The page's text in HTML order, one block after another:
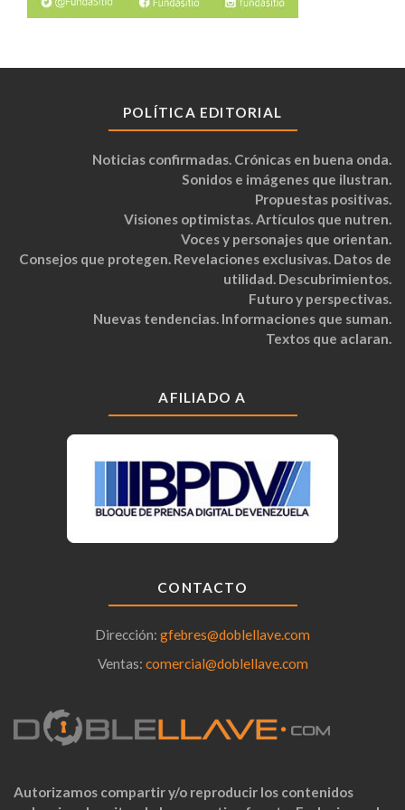
POLÍTICA EDITORIAL
Noticias confirmadas. Crónicas en buena onda.
Sonidos e imágenes que ilustran.
Propuestas positivas.
Visiones optimistas. Artículos que nutren.
Voces y personajes que orientan.
Consejos que protegen. Revelaciones exclusivas. Datos de
utilidad. Descubrimientos.
Futuro y perspectivas.
Nuevas tendencias. Informaciones que suman.
Textos que aclaran.
AFILIADO A
CONTACTO
Dirección: gfebres@doblellave.com
Ventas: comercial@doblellave.com
Autorizamos compartir y/o reproducir los contenidos